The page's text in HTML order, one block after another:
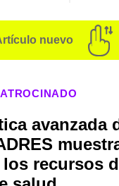
nuevo
avanzada
los recursos